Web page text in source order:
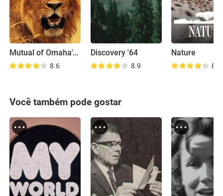
Mutual of Omaha's Wild Kingdom
8.6
Discovery '64
8.9
Nature
8.9
Você também pode gostar